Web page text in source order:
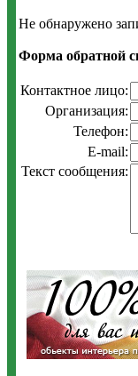
Не обнаружено
Форма обратной
Контактное лицо:
Организация:
Телефон:
E-mail:
Текст сообщения: